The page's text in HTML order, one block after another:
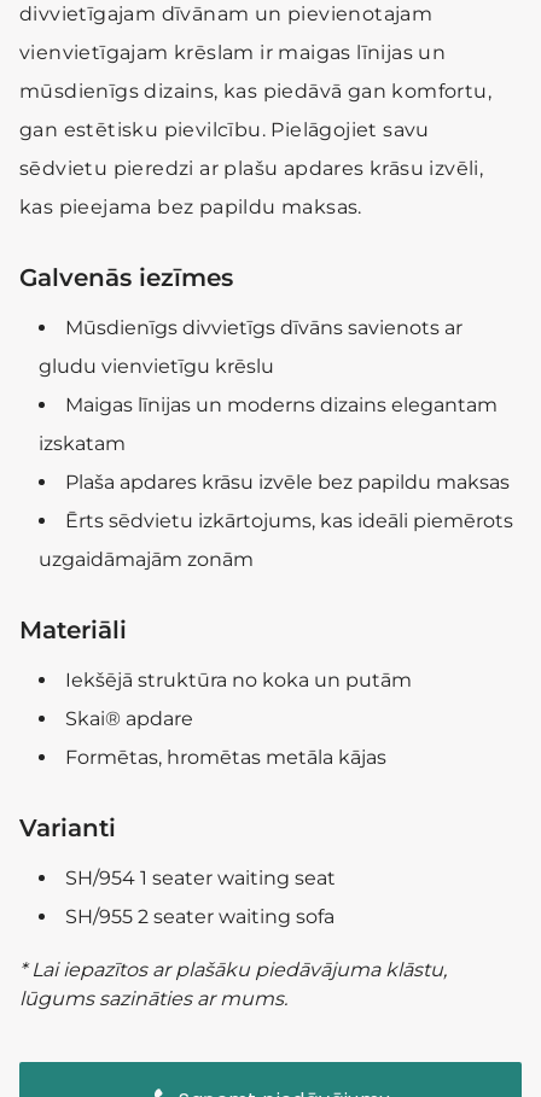
divvietīgajam dīvānam un pievienotajam
vienvietīgajam krēslam ir maigas līnijas un
mūsdienīgs dizains, kas piedāvā gan komfortu,
gan estētisku pievilcību. Pielāgojiet savu
sēdvietu pieredzi ar plašu apdares krāsu izvēli,
kas pieejama bez papildu maksas.
Galvenās iezīmes
Mūsdienīgs divvietīgs dīvāns savienots ar
gludu vienvietīgu krēslu
Maigas līnijas un moderns dizains elegantam
izskatam
Plaša apdares krāsu izvēle bez papildu maksas
Ērts sēdvietu izkārtojums, kas ideāli piemērots
uzgaidāmajām zonām
Materiāli
Iekšējā struktūra no koka un putām
Skai® apdare
Formētas, hromētas metāla kājas
Varianti
SH/954 1 seater waiting seat
SH/955 2 seater waiting sofa
* Lai iepazītos ar plašāku piedāvājuma klāstu,
lūgums sazināties ar mums.